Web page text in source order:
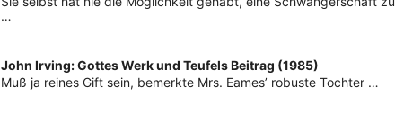
…
John Irving: Gottes Werk und Teufels Beitrag (1985)
Muß ja reines Gift sein, bemerkte Mrs. Eames’ robuste Tochter …